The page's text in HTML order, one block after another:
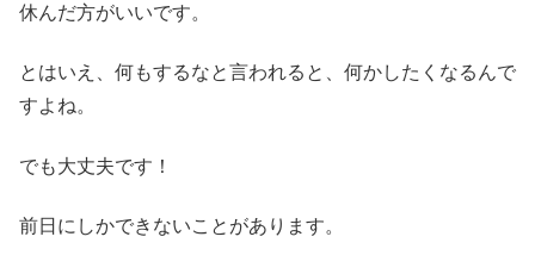
休んだ方がいいです。
とはいえ、何もするなと言われると、何かしたくなるんで
すよね。
でも大丈夫です！
前日にしかできないことがあります。